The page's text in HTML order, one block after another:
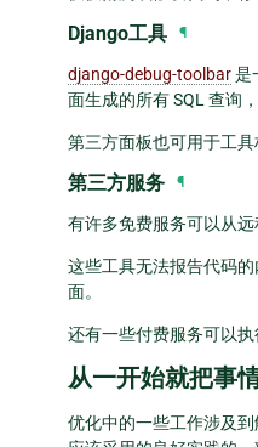
Django工具 ¶
django-debug-toolbar是
面生成的所有 SQL 查询
第三方面板也可用于工
第三方服务 ¶
有许多免费服务可以从
这些工具无法报告代码
面。
还有一些付费服务可以
从一开始就把事
优化中的一些工作涉及